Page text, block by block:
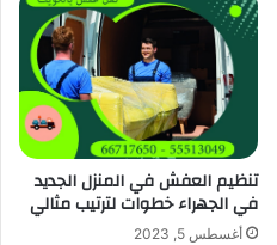
تنظيم العفش في المنزل الجديد
في الجهراء خطوات لترتيب مثالي
أغسطس 5, 2023